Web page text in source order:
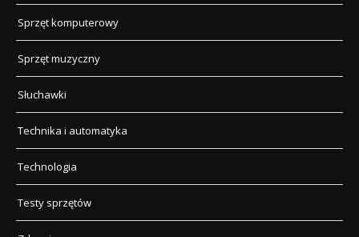
Sprzęt komputerowy
Sprzęt muzyczny
Słuchawki
Technika i automatyka
Technologia
Testy sprzętów